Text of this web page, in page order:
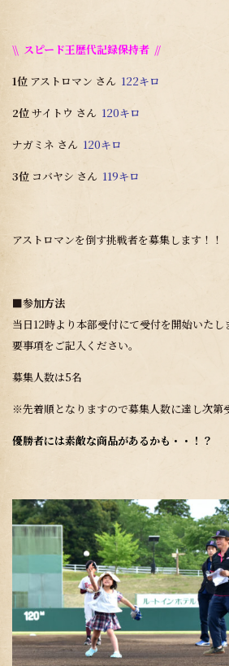
\\ スピード王歴代記録保持者 //
1位 アストロマン さん 122キロ
2位サイトウ さん 120キロ
ナガミネ さん 120キロ
3位 コバヤシ さん 119キロ
アストロマンを倒す挑戦者を募集します！！
■参加方法
当日12時より本部受付にて受付を開始いた
要事項をご記入ください。
募集人数は5名
※先着順となりますので募集人数に達し次第
優勝者には素敵な商品があるかも・・！？